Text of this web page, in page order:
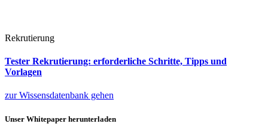
Rekrutierung
Tester Rekrutierung: erforderliche Schritte, Tipps und
Vorlagen
zur Wissensdatenbank gehen
Unser Whitepaper herunterladen